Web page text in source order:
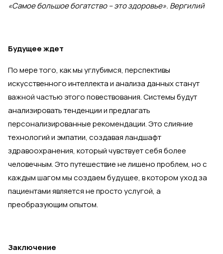
«Самое большое богатство – это здоровье». Вергилий
Будущее ждет
По мере того, как мы углубимся, перспективы
искусственного интеллекта и анализа данных станут
важной частью этого повествования. Системы будут
анализировать тенденции и предлагать
персонализированные рекомендации. Это слияние
технологий и эмпатии, создавая ландшафт
здравоохранения, который чувствует себя более
человечным. Это путешествие не лишено проблем, но с
каждым шагом мы создаем будущее, в котором уход за
пациентами является не просто услугой, а
преобразующим опытом.
Заключение